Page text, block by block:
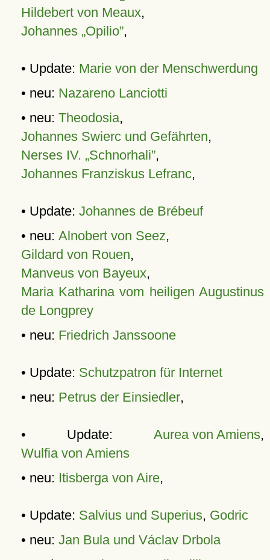
Hildebert von Meaux,
Johannes „Opilio”,
• Update: Marie von der Menschwerdung
• neu: Nazareno Lanciotti
• neu: Theodosia,
Johannes Swierc und Gefährten,
Nerses IV. „Schnorhali”,
Johannes Franziskus Lefranc,
• Update: Johannes de Brébeuf
• neu: Alnobert von Seez,
Gildard von Rouen,
Manveus von Bayeux,
Maria Katharina vom heiligen Augustinus
de Longprey
• neu: Friedrich Janssoone
• Update: Schutzpatron für Internet
• neu: Petrus der Einsiedler,
• Update: Aurea von Amiens,
Wulfia von Amiens
• neu: Itisberga von Aire,
• Update: Salvius und Superius, Godric
• neu: Jan Bula und Václav Drbola